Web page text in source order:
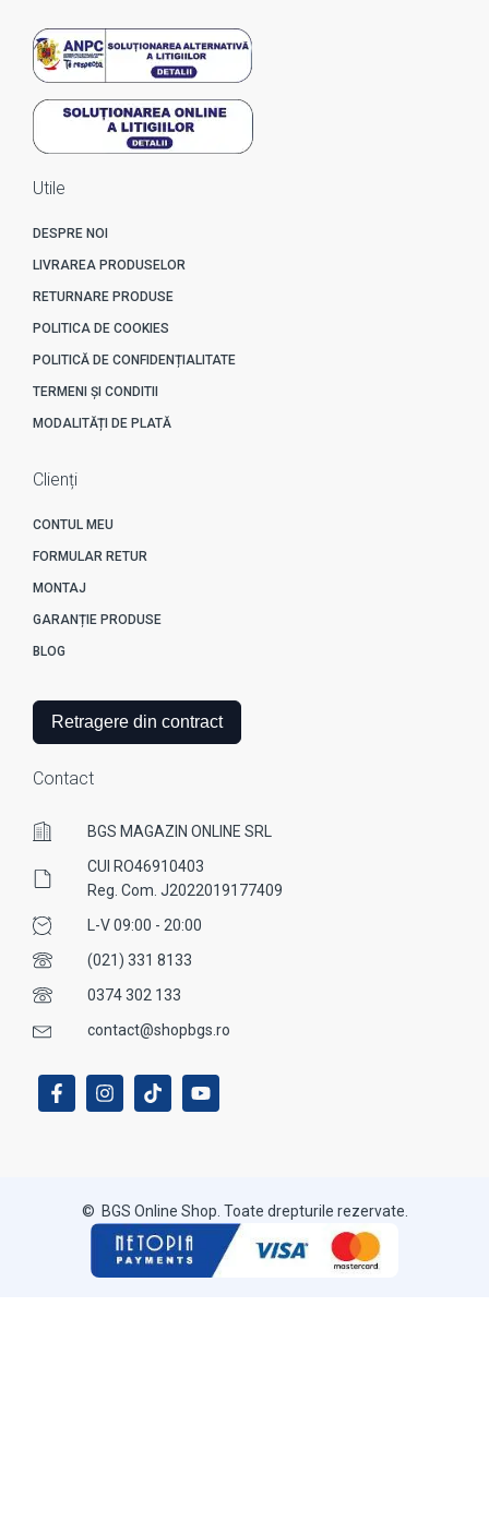
Utile
DESPRE NOI
LIVRAREA PRODUSELOR
RETURNARE PRODUSE
POLITICA DE COOKIES
POLITICĂ DE CONFIDENȚIALITATE
TERMENI ȘI CONDITII
MODALITĂȚI DE PLATĂ
Clienți
CONTUL MEU
FORMULAR RETUR
MONTAJ
GARANȚIE PRODUSE
BLOG
Retragere din contract
Contact
BGS MAGAZIN ONLINE SRL
CUI RO46910403
Reg. Com. J2022019177409
L-V 09:00 - 20:00
(021) 331 8133
0374 302 133
contact@shopbgs.ro
© BGS Online Shop. Toate drepturile rezervate.